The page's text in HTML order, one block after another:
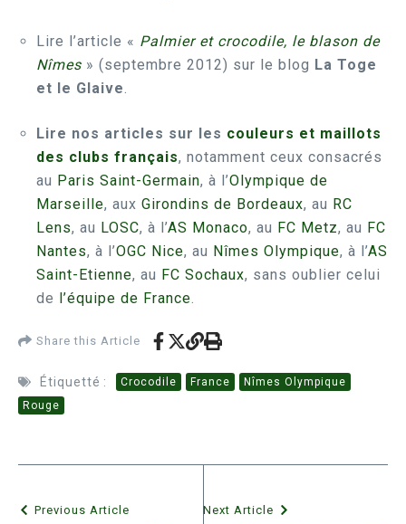
Lire l’article « Palmier et crocodile, le blason de
Nîmes » (septembre 2012) sur le blog La Toge
et le Glaive
Lire nos articles sur les couleurs et maillots
des clubs français, notamment ceux consacrés
au Paris Saint-Germain, à l’Olympique de
Marseille, aux Girondins de Bordeaux, au RC
Lens, au LOSC, à l’AS Monaco, au FC Metz, au FC
Nantes, à l’OGC Nice, au Nîmes Olympique, à l’AS
Saint-Etienne, au FC Sochaux, sans oublier celui
de l’équipe de France
Share this Article
Étiquetté : Crocodile France
Nîmes Olympique
Rouge
Previous Article Next Article